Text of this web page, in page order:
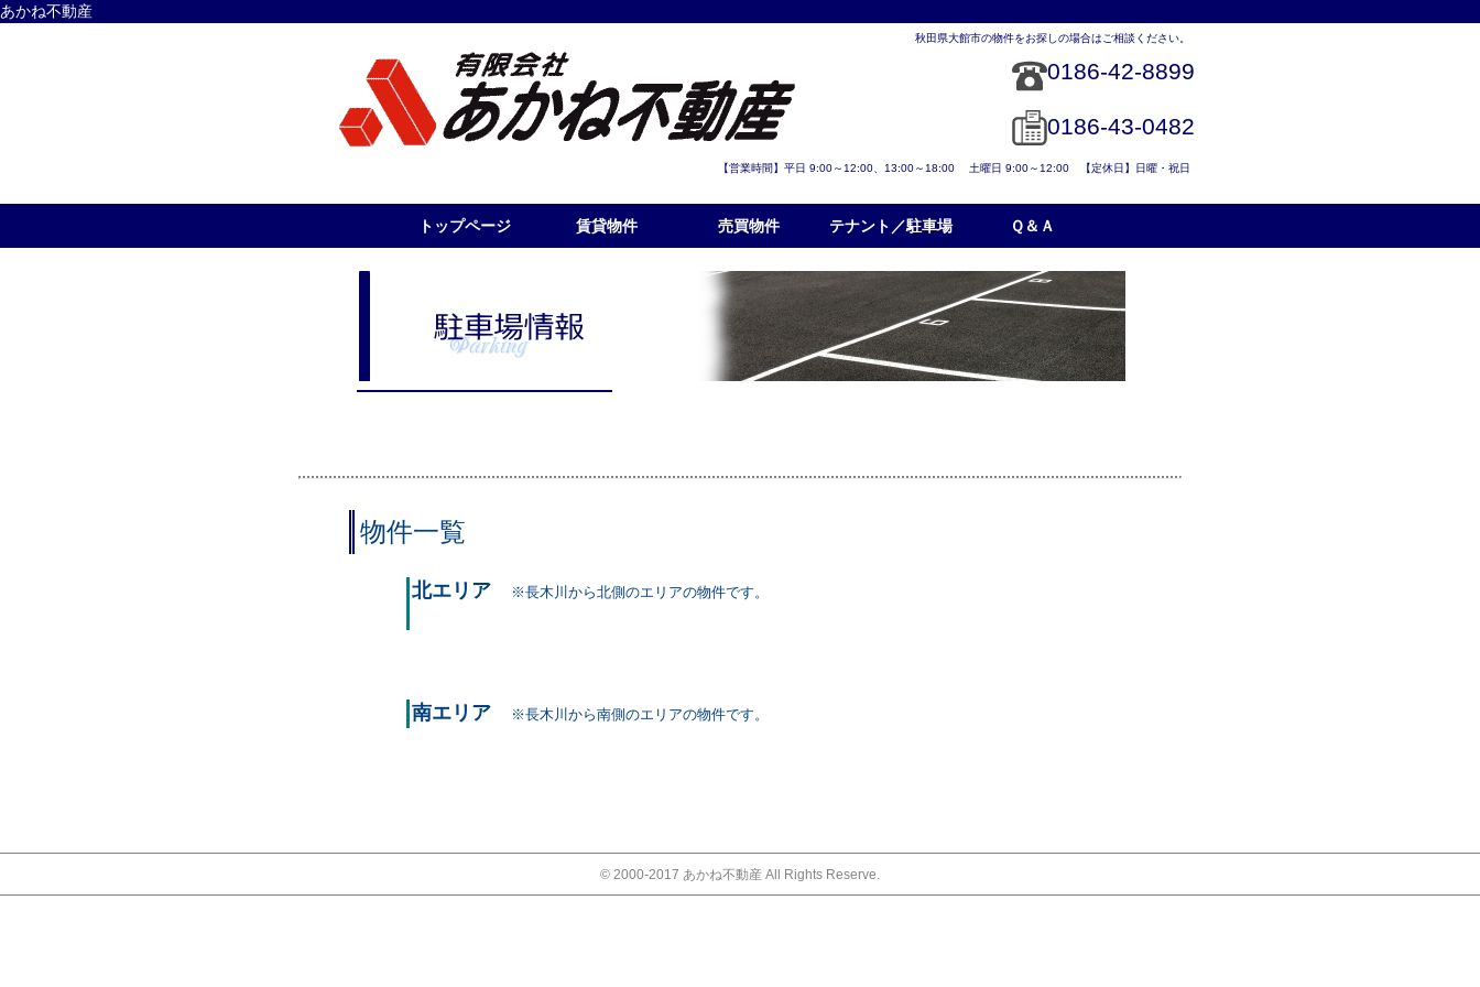
あかね不動産
秋田県大館市の物件をお探しの場合はご相談ください。
0186-42-8899
0186-43-0482
【営業時間】平日 9:00～12:00、13:00～18:00 土曜日 9:00～12:00 【定休日】日曜・祝日
トップページ 賃貸物件 売買物件 テナント／駐車場 Ｑ＆Ａ
物件一覧
北エリア ※長木川から北側のエリアの物件です。
南エリア ※長木川から南側のエリアの物件です。
© 2000-2017 あかね不動産 All Rights Reserve.